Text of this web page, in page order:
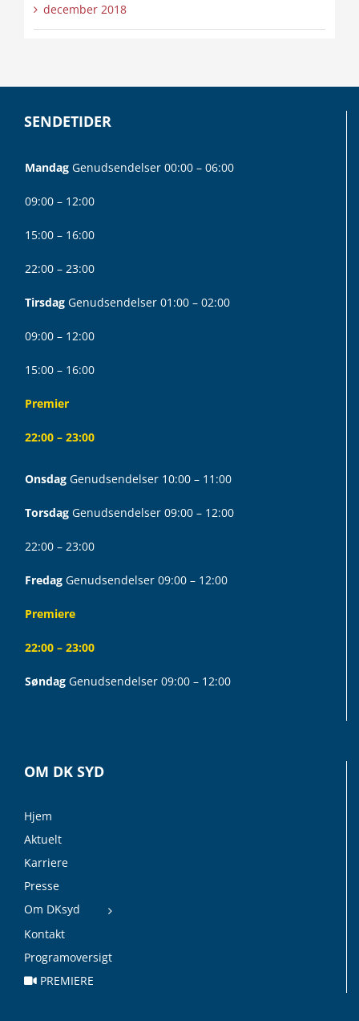
december 2018
SENDETIDER
Mandag Genudsendelser 00:00 – 06:00
09:00 – 12:00
15:00 – 16:00
22:00 – 23:00
Tirsdag Genudsendelser 01:00 – 02:00
09:00 – 12:00
15:00 – 16:00
Premier
22:00 – 23:00
Onsdag Genudsendelser 10:00 – 11:00
Torsdag Genudsendelser 09:00 – 12:00
22:00 – 23:00
Fredag Genudsendelser 09:00 – 12:00
Premiere
22:00 – 23:00
Søndag Genudsendelser 09:00 – 12:00
OM DK SYD
Hjem
Aktuelt
Karriere
Presse
Om DKsyd
Kontakt
Programoversigt
PREMIERE